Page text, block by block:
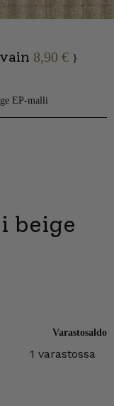
8,90 € }
EP-malli
beige
Varastosaldo
1 varastossa